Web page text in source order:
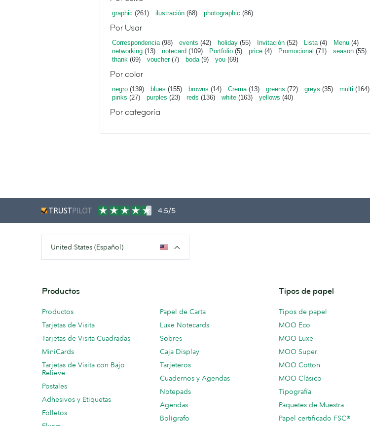
graphic (261) ilustración (68) photographic (86)
Por Usar
Correspondencia(98) events (42) holiday (55) Invitación (52) Lista(4) Menu (4)
networking (13) notecard (109) Portfolio (5) price (4) Promocional (71) season (55)
thank (69) voucher(7) boda(9) you (69)
Por color
negro (139) blues (155) browns (14) Crema(13) greens (72) greys (35) multi (164)
pinks (27) purples (23) reds (136) white (163) yellows (40)
Por categoría
4.5/5
United States (Español)
Productos
Productos
Tarjetas de Visita
Tarjetas de Visita Cuadradas
MiniCards
Tarjetas de Visita con Bajo
Relieve
Postales
Adhesivos y Etiquetas
Folletos
Papel de Carta
Luxe Notecards
Sobres
Caja Display
Tarjeteros
Cuadernos y Agendas
Notepads
Agendas
Bolígrafo
Tipos de papel
Tipos de papel
MOO Eco
MOO Luxe
MOO Super
MOO Cotton
MOO Clásico
Tipografía
Paquetes de Muestra
Papel certificado FSC®